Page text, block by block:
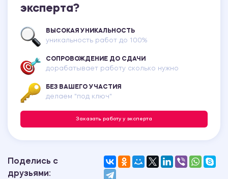
эксперта?
ВЫСОКАЯ УНИКАЛЬНОСТЬ
уникальность работ до 100%
СОПРОВОЖДЕНИЕ ДО СДАЧИ
дорабатывает работу сколько нужно
БЕЗ ВАШЕГО УЧАСТИЯ
делаем "под ключ"
Заказать работу у эксперта
Поделись с
друзьями: